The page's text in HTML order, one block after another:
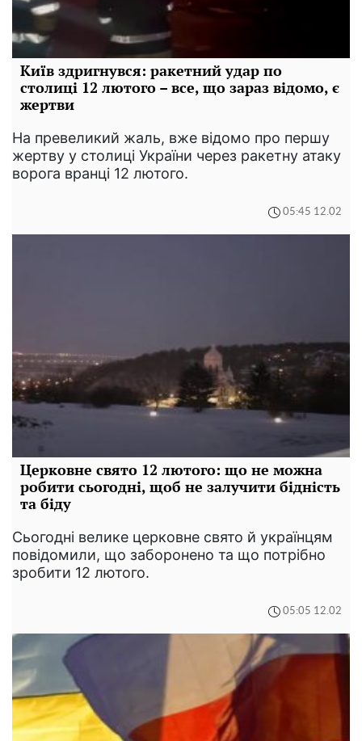
Київ здригнувся: ракетний удар по
столиці 12 лютого – все, що зараз відомо, є
жертви
На превеликий жаль, вже відомо про першу
жертву у столиці України через ракетну атаку
ворога вранці 12 лютого.
05:45 12.02
Церковне свято 12 лютого: що не можна
робити сьогодні, щоб не залучити бідність
та біду
Сьогодні велике церковне свято й українцям
повідомили, що заборонено та що потрібно
зробити 12 лютого.
05:05 12.02